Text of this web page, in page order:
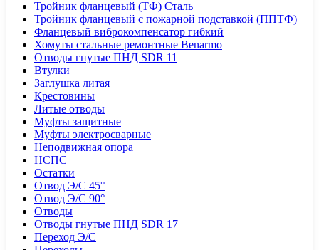
Тройник фланцевый (ТФ) Сталь
Тройник фланцевый с пожарной подставкой (ППТФ)
Фланцевый виброкомпенсатор гибкий
Хомуты стальные ремонтные Benarmo
Отводы гнутые ПНД SDR 11
Втулки
Заглушка литая
Крестовины
Литые отводы
Муфты защитные
Муфты электросварные
Неподвижная опора
НСПС
Остатки
Отвод Э/С 45°
Отвод Э/С 90°
Отводы
Отводы гнутые ПНД SDR 17
Переход Э/С